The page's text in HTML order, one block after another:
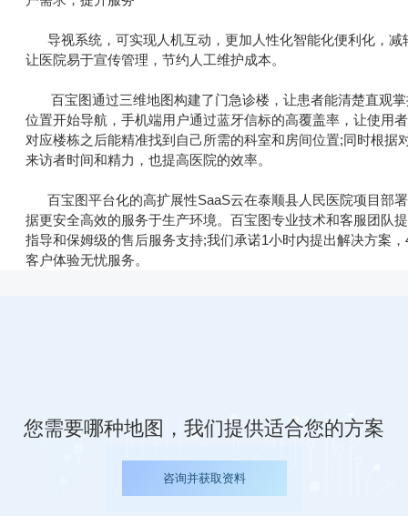
导视系统，可实现人机互动，更加人性化智能化便利化，减
让医院易于宣传管理，节约人工维护成本。
百宝图通过三维地图构建了门急诊楼，让患者能清楚直观掌
位置开始导航，手机端用户通过蓝牙信标的高覆盖率，让使用
对应楼栋之后能精准找到自己所需的科室和房间位置;同时根
来访者时间和精力，也提高医院的效率。
百宝图平台化的高扩展性SaaS云在泰顺县人民医院项目部
据更安全高效的服务于生产环境。百宝图专业技术和客服团队
指导和保姆级的售后服务支持;我们承诺1小时内提出解决方案
客户体验无忧服务。
您需要哪种地图，我们提供适合您的方案
咨询并获取资料